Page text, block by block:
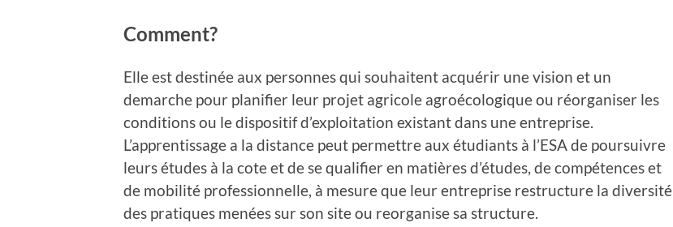
Comment?
Elle est destinée aux personnes qui souhaitent acquérir une vision et un
demarche pour planifier leur projet agricole agroécologique ou réorganiser les
conditions ou le dispositif d’exploitation existant dans une entreprise.
L’apprentissage a la distance peut permettre aux étudiants à l’ESA de poursuivre
leurs études à la cote et de se qualifier en matières d’études, de compétences et
de mobilité professionnelle, à mesure que leur entreprise restructure la diversité
des pratiques menées sur son site ou reorganise sa structure.